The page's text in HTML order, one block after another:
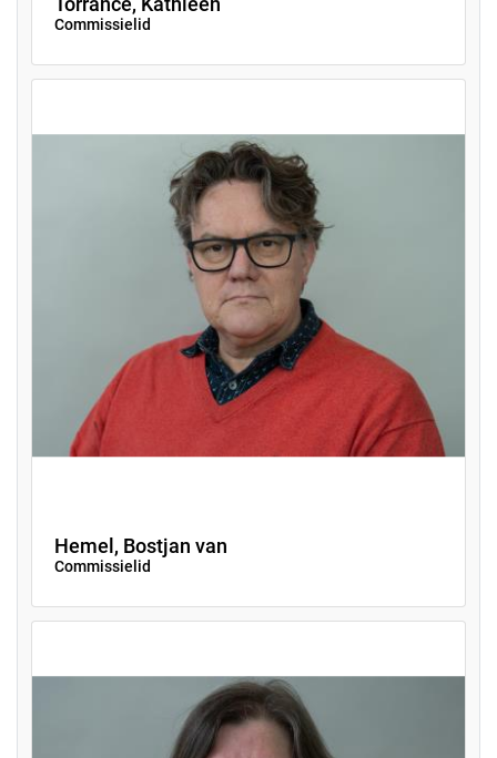
Commissielid
Hemel, Bostjan van
Commissielid